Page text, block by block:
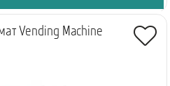
Vending Machine